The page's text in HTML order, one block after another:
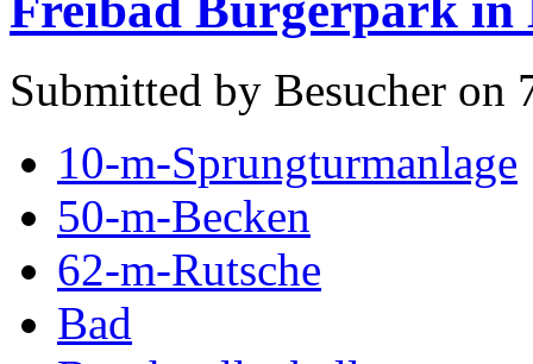
Submitted by Besucher on
10-m-Sprungturmanlage
50-m-Becken
62-m-Rutsche
Bad